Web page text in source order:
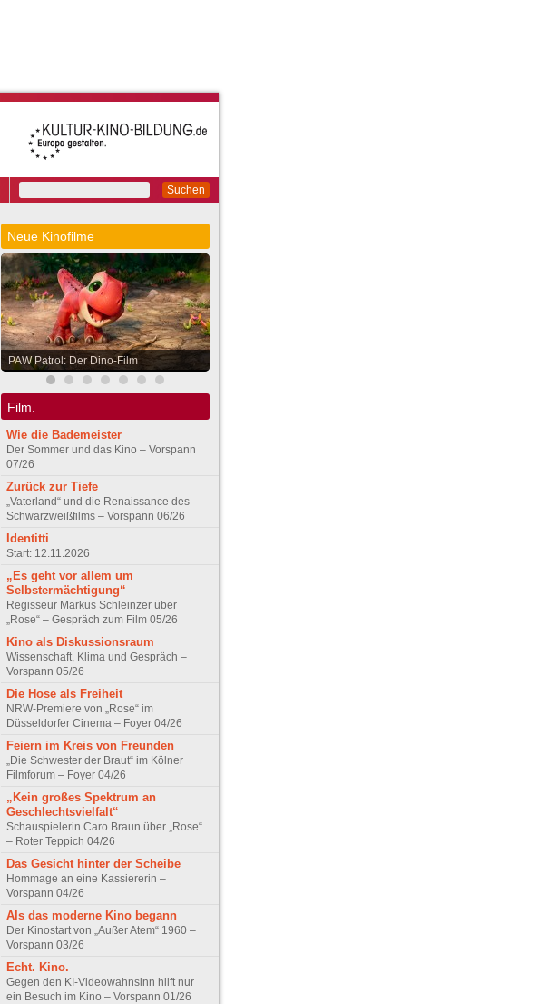
Suchen
Neue Kinofilme
PAW Patrol: Der Dino-Film
Film.
Wie die Bademeister
Der Sommer und das Kino – Vorspann
07/26
Zurück zur Tiefe
„Vaterland“ und die Renaissance des
Schwarzweißfilms – Vorspann 06/26
Identitti
Start: 12.11.2026
„Es geht vor allem um
Selbstermächtigung“
Regisseur Markus Schleinzer über
„Rose“ – Gespräch zum Film 05/26
Kino als Diskussionsraum
Wissenschaft, Klima und Gespräch –
Vorspann 05/26
Die Hose als Freiheit
NRW-Premiere von „Rose“ im
Düsseldorfer Cinema – Foyer 04/26
Feiern im Kreis von Freunden
„Die Schwester der Braut“ im Kölner
Filmforum – Foyer 04/26
„Kein großes Spektrum an
Geschlechtsvielfalt“
Schauspielerin Caro Braun über „Rose“
– Roter Teppich 04/26
Das Gesicht hinter der Scheibe
Hommage an eine Kassiererin –
Vorspann 04/26
Als das moderne Kino begann
Der Kinostart von „Außer Atem“ 1960 –
Vorspann 03/26
Echt. Kino.
Gegen den KI-Videowahnsinn hilft nur
ein Besuch im Kino – Vorspann 01/26